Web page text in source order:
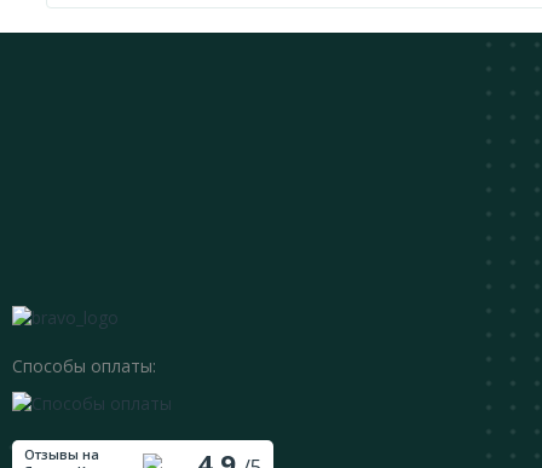
Способы оплаты:
Отзывы на